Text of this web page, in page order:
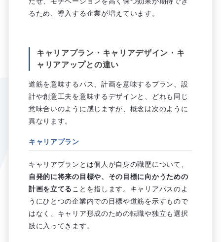
るため、導入する企業が増えています。
キャリアプラン・キャリアデザイン・キ
ャリアアップとの違い
道筋を意味するパス、計画を意味するプラン、設
計や創意工夫を意味するデザインと、どれも同じ
意味合いのように感じますが、概念は次のように
異なります。
キャリアプラン
キャリアプランとは個人が自身の職歴について、
自発的に将来の目標や、その目標に向かうための
計画を立てる ことを指します。キャリアパスのよ
うにひとつの企業内での目標や道筋を示すもので
はなく、キャリア形成のための転職や独立も選択
肢に入ってきます。